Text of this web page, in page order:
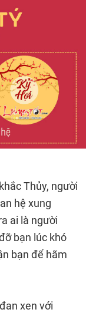
Thủy, người
hệ xung
ai là người
bạn lúc khó
bạn để hãm
xen với